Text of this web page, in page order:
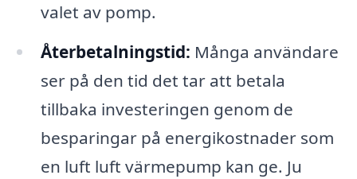
valet av pomp.
Återbetalningstid: Många användare
ser på den tid det tar att betala
tillbaka investeringen genom de
besparingar på energikostnader som
en luft luft värmepump kan ge. Ju